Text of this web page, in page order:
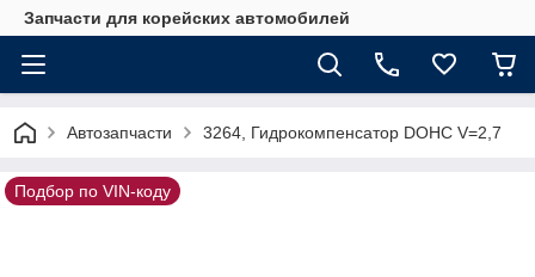
Запчасти для корейских автомобилей
Автозапчасти 3264, Гидрокомпенсатор DOHC V=2,7
Подбор по VIN-коду